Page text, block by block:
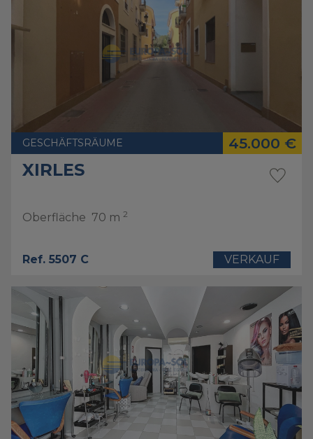
GESCHÄFTSRÄUME 45.000 €
XIRLES
Oberfläche 70 m 2
Ref. 5507 C VERKAUF